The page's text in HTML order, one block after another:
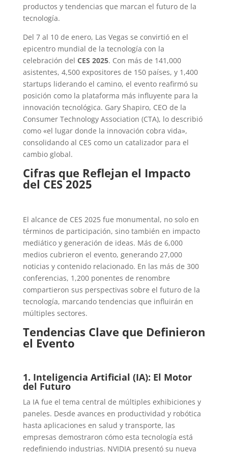
productos y tendencias que marcan el futuro de la
tecnología.
Del 7 al 10 de enero, Las Vegas se convirtió en el
epicentro mundial de la tecnología con la
celebración del CES 2025. Con más de 141,000
asistentes, 4,500 expositores de 150 países, y 1,400
startups liderando el camino, el evento reafirmó su
posición como la plataforma más influyente para la
innovación tecnológica. Gary Shapiro, CEO de la
Consumer Technology Association (CTA), lo describió
como «el lugar donde la innovación cobra vida»,
consolidando al CES como un catalizador para el
cambio global.
Cifras que Reflejan el Impacto
del CES 2025
El alcance de CES 2025 fue monumental, no solo en
términos de participación, sino también en impacto
mediático y generación de ideas. Más de 6,000
medios cubrieron el evento, generando 27,000
noticias y contenido relacionado. En las más de 300
conferencias, 1,200 ponentes de renombre
compartieron sus perspectivas sobre el futuro de la
tecnología, marcando tendencias que influirán en
múltiples sectores.
Tendencias Clave que Definieron
el Evento
1. Inteligencia Artificial (IA): El Motor
del Futuro
La IA fue el tema central de múltiples exhibiciones y
paneles. Desde avances en productividad y robótica
hasta aplicaciones en salud y transporte, las
empresas demostraron cómo esta tecnología está
redefiniendo industrias. NVIDIA presentó su nueva